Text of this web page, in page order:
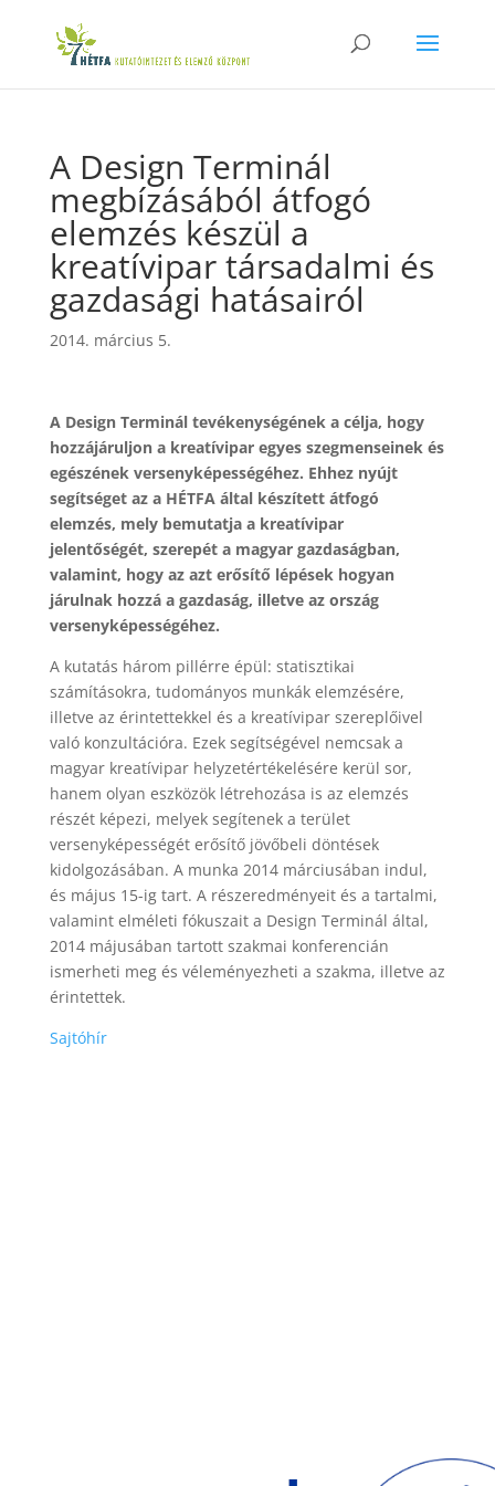
A Design Terminál
megbízásából átfogó
elemzés készül a
kreatívipar társadalmi és
gazdasági hatásairól
2014. március 5.
A Design Terminál tevékenységének a célja, hogy
hozzájáruljon a kreatívipar egyes szegmenseinek és
egészének versenyképességéhez. Ehhez nyújt
segítséget az a HÉTFA által készített átfogó
elemzés, mely bemutatja a kreatívipar
jelentőségét, szerepét a magyar gazdaságban,
valamint, hogy az azt erősítő lépések hogyan
járulnak hozzá a gazdaság, illetve az ország
versenyképességéhez.
A kutatás három pillérre épül: statisztikai
számításokra, tudományos munkák elemzésére,
illetve az érintettekkel és a kreatívipar szereplőivel
való konzultációra. Ezek segítségével nemcsak a
magyar kreatívipar helyzetértékelésére kerül sor,
hanem olyan eszközök létrehozása is az elemzés
részét képezi, melyek segítenek a terület
versenyképességét erősítő jövőbeli döntések
kidolgozásában. A munka 2014 márciusában indul,
és május 15-ig tart. A részeredményeit és a tartalmi,
valamint elméleti fókuszait a Design Terminál által,
2014 májusában tartott szakmai konferencián
ismerheti meg és véleményezheti a szakma, illetve az
érintettek.
Sajtóhír